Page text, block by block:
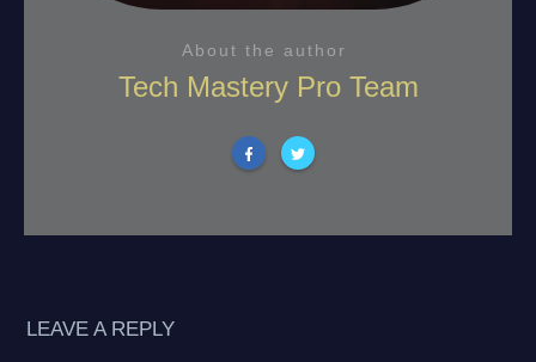
About the author
Tech Mastery Pro Team
LEAVE A REPLY